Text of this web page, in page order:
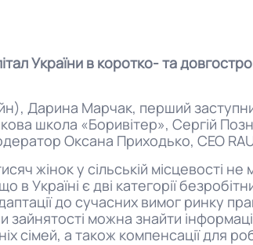
України в коротко- та
Дарина Марчак, перший
школа «Боривітер», Сергій
Оксана Приходько, СЕО
жінок у сільській місцевості
є дві категорії
до сучасних вимог ринку
зайнятості можна знайти
сімей, а також компенсації для